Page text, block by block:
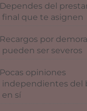
Dependes del
final que te asignen
Recargos por demora
pueden ser severos
Pocas opiniones
independientes del
en sí